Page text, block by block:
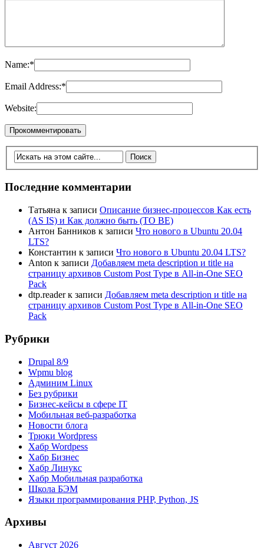
Name:*
Email Address:*
Website:
Последние комментарии
Татьяна к записи Описание бизнес-процессов Как есть
(AS IS) и Как должно быть (TO BE)
Антон Банников к записи Что нового в Ubuntu 20.04
LTS?
Константин к записи Что нового в Ubuntu 20.04 LTS?
Anton к записи Добавляем meta description и title на
страницу архивов Custom Post Type в All-in-One SEO
Pack
dtp.readerк записи Добавляем meta description и title на
страницу архивов Custom Post Type в All-in-One SEO
Pack
Рубрики
Drupal 8/9
Wpmu blog
Админим Linux
Без рубрики
Бизнес-кейсы в сфере IT
Мобильная веб-разработка
Новости блога
Трюки Wordpress
Хабр Wordpess
Хабр Бизнес
Хабр Линукс
Хабр Мобильная разработка
Школа БЭМ
Языки программирования PHP, Python, JS
Архивы
Август 2026